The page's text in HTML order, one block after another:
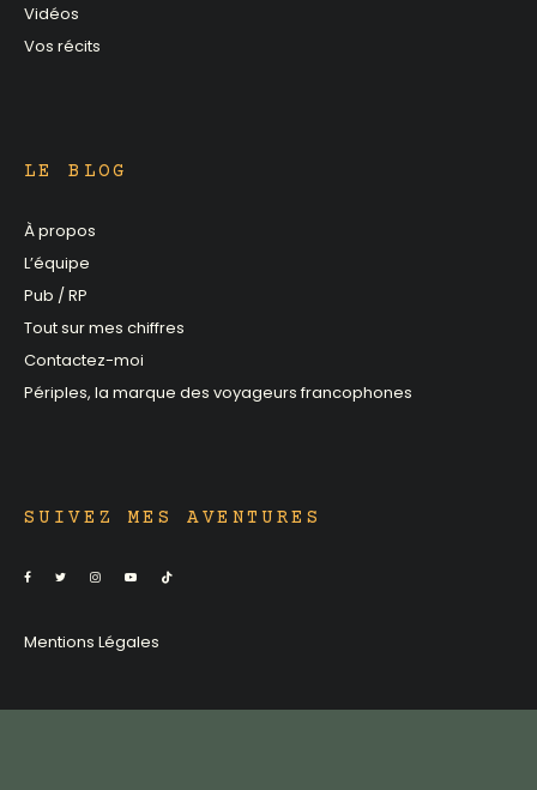
Vidéos
Vos récits
LE BLOG
À propos
L’équipe
Pub / RP
Tout sur mes chiffres
Contactez-moi
Périples, la marque des voyageurs francophones
SUIVEZ MES AVENTURES
Mentions Légales